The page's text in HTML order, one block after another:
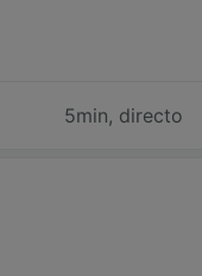
5min, directo